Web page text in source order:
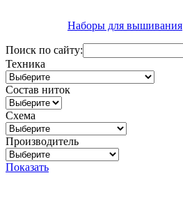
Наборы для вышивания
Поиск по сайту:
Техника
Состав ниток
Схема
Производитель
Показать